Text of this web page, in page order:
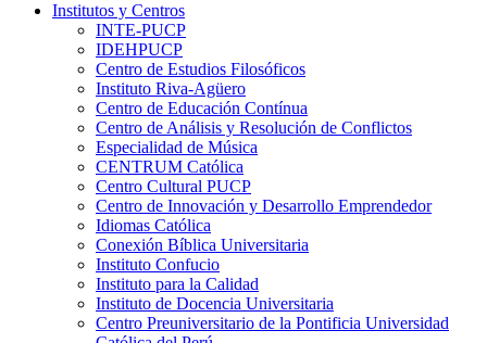
Institutos y Centros
INTE-PUCP
IDEHPUCP
Centro de Estudios Filosóficos
Instituto Riva-Agüero
Centro de Educación Contínua
Centro de Análisis y Resolución de Conflictos
Especialidad de Música
CENTRUM Católica
Centro Cultural PUCP
Centro de Innovación y Desarrollo Emprendedor
Idiomas Católica
Conexión Bíblica Universitaria
Instituto Confucio
Instituto para la Calidad
Instituto de Docencia Universitaria
Centro Preuniversitario de la Pontificia Universidad